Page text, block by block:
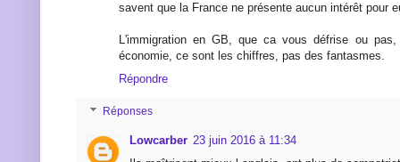
savent que la France ne présente aucun intérêt pour
L'immigration en GB, que ca vous défrise ou
économie, ce sont les chiffres, pas des fantasmes.
Répondre
Réponses
Lowcarber 23 juin 2016 à 11:34